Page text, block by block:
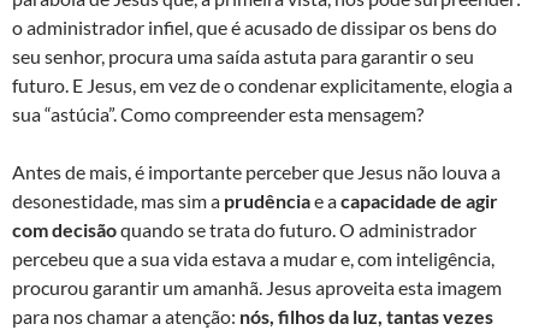
o administrador infiel, que é acusado de dissipar os bens do
seu senhor, procura uma saída astuta para garantir o seu
futuro. E Jesus, em vez de o condenar explicitamente, elogia a
sua “astúcia”. Como compreender esta mensagem?
Antes de mais, é importante perceber que Jesus não louva a
desonestidade, mas sim a prudênciae acapacidade de agir
com decisãoquando se trata do futuro. O administrador
percebeu que a sua vida estava a mudar e, com inteligência,
procurou garantir um amanhã. Jesus aproveita esta imagem
para nos chamar a atenção: nós, filhos da luz, tantas vezes